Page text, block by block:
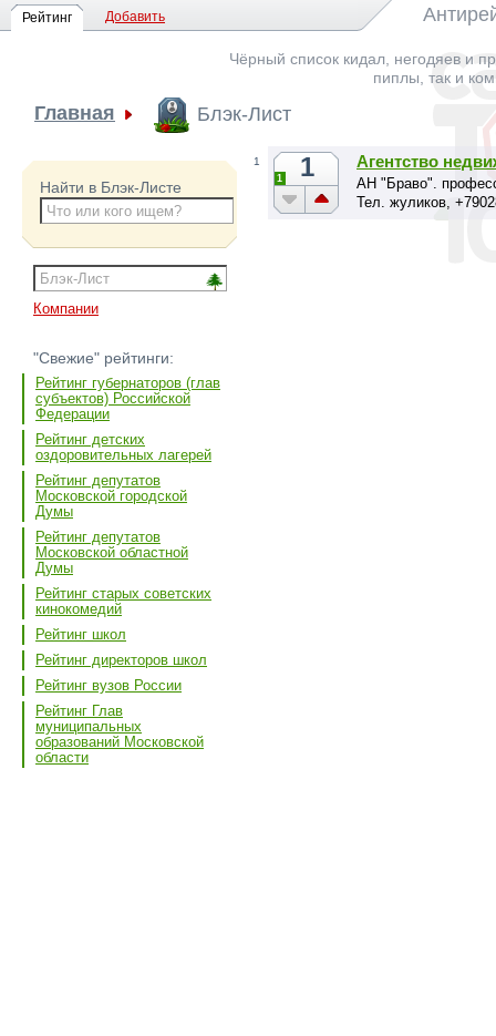
Рейтинг Добавить
Чёрный список кидал, негодяев и
пиплы, так и
Главная Блэк-Лист
Найти в Блэк-Листе
Компании
"Свежие" рейтинги:
Рейтинг губернаторов (глав
субъектов) Российской
Федерации
Рейтинг детских
оздоровительных лагерей
Рейтинг депутатов
Московской городской
Думы
Рейтинг депутатов
Московской областной
Думы
Рейтинг старых советских
кинокомедий
Рейтинг школ
Рейтинг директоров школ
Рейтинг вузов России
Рейтинг Глав
муниципальных
образований Московской
области
1 1
1
Агентство
АН "Браво".
Тел. жуликов,